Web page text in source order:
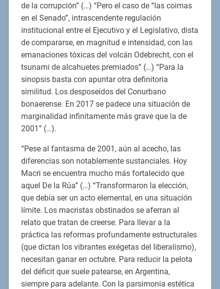
de la corrupción” (…) “Pero el caso de “las coimas
en el Senado”, intrascendente regulación
institucional entre el Ejecutivo y el Legislativo, dista
de compararse, en magnitud e intensidad, con las
emanaciones tóxicas del volcán Odebrecht, con el
tsunami de alcahuetes premiados” (…) “Para la
sinopsis basta con apuntar otra definitoria
similitud. Los desposeídos del Conurbano
bonaerense. En 2017 se padece una situación de
marginalidad infinitamente más grave que la de
2001” (…).
“Pese al fantasma de 2001, aún al acecho, las
diferencias son notablemente sustanciales. Hoy
Macri se encuentra mucho más fortalecido que
aquel De la Rúa” (…) “Transformaron la elección,
que debía ser un acto elemental, en una situación
límite. Los macristas obstinados se aferran al
relato que tratan de creerse. Para llevar a la
práctica las reformas profundamente estructurales
(que dictan los vibrantes exégetas del liberalismo),
necesitan ganar en octubre. Para reducir la pelota
del déficit que suele patearse, en Argentina,
siempre para adelante. Con la parsimonia estética